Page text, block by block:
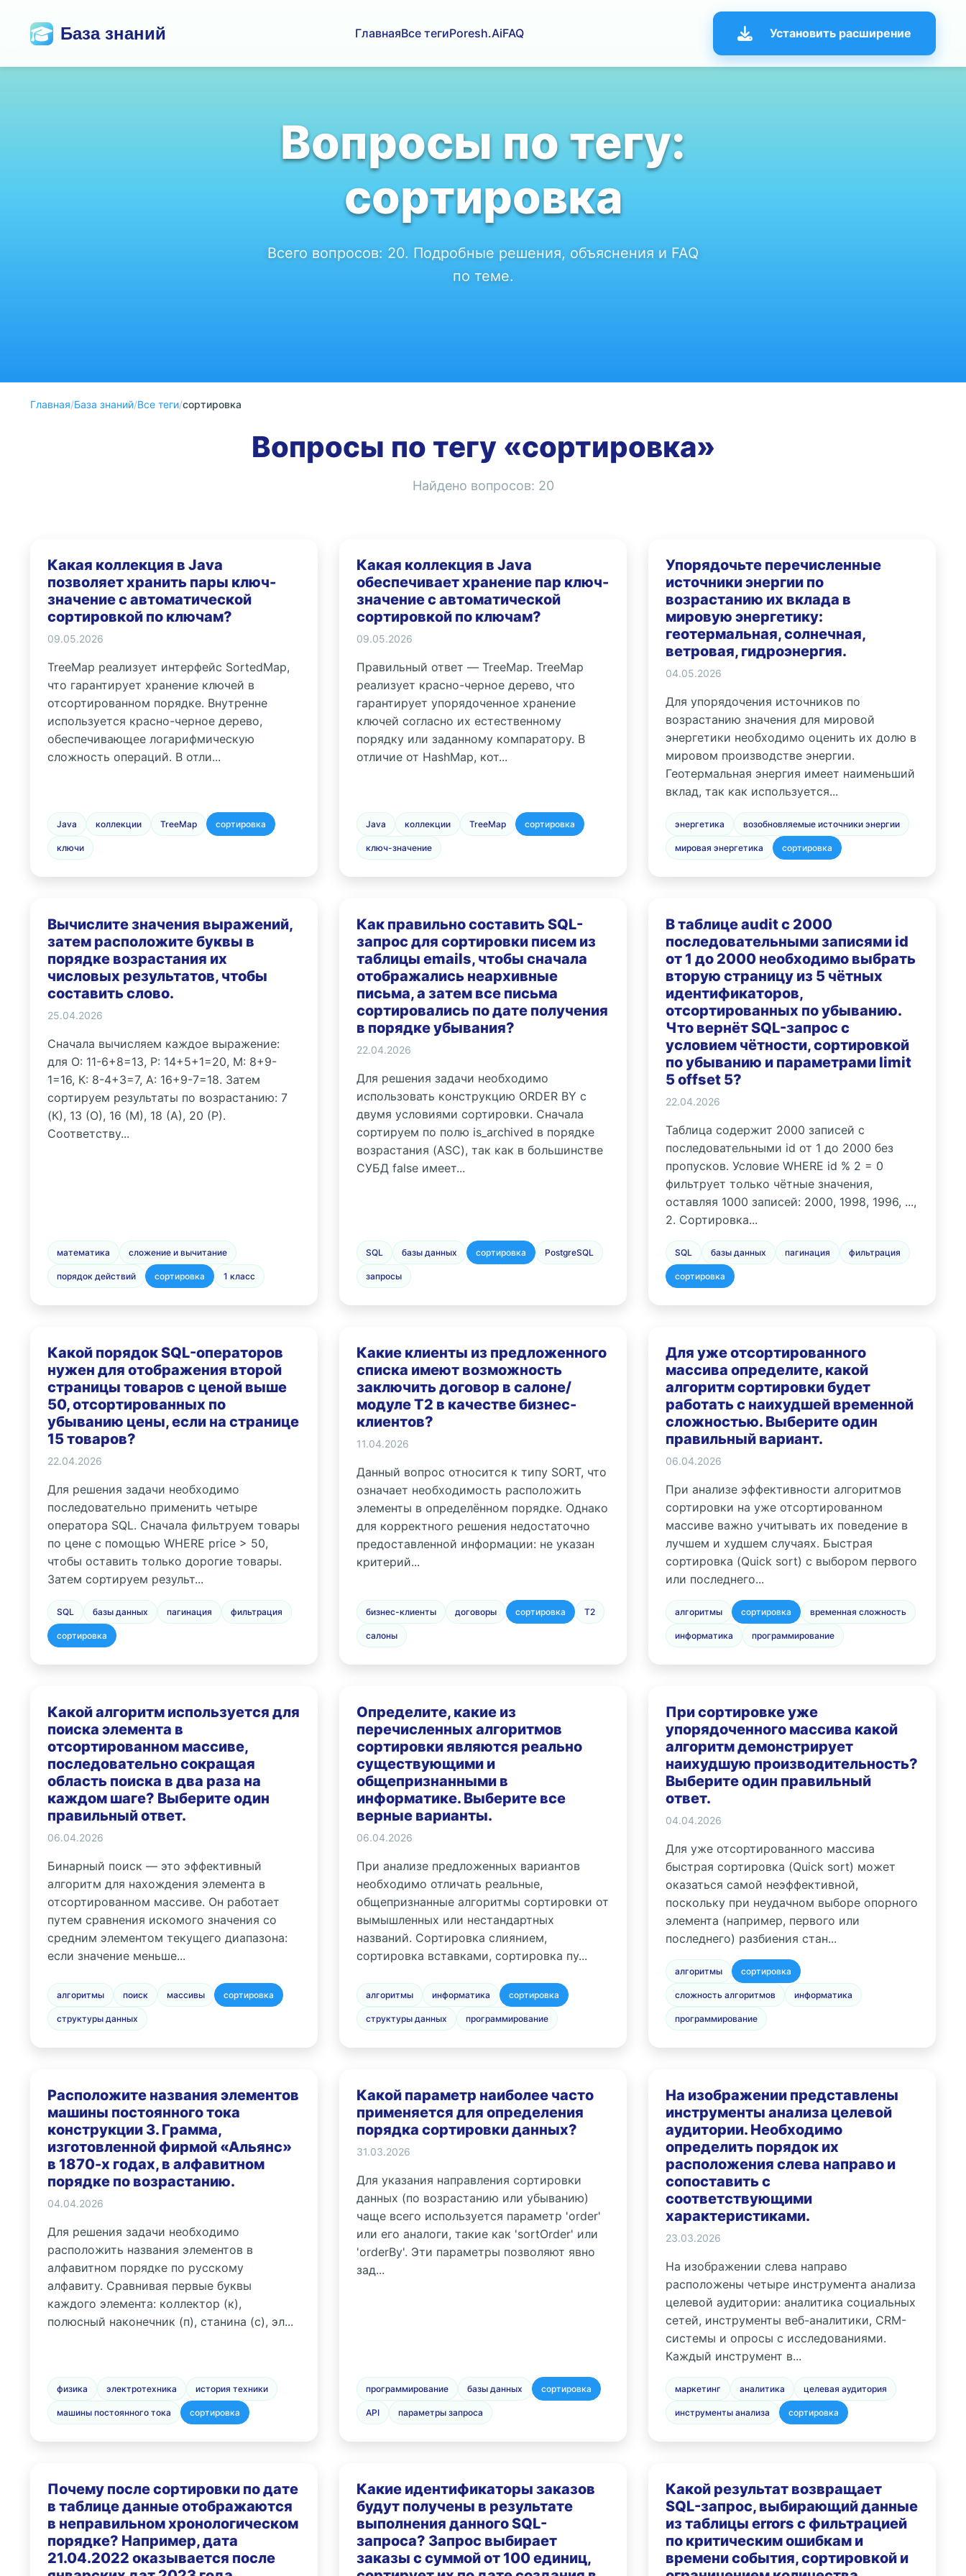
База знаний ГлавнаяВсе тегиPoresh.AiFAQ Установить расширение
Вопросы по тегу:
сортировка
Всего вопросов: 20. Подробные решения, объяснения и FAQ
по теме.
Главная/База знаний/Все теги/сортировка
Вопросы по тегу «сортировка»
Найдено вопросов: 20
Какая коллекция в Java
позволяет хранить пары ключ-
значение с автоматической
сортировкой по ключам?
09.05.2026
TreeMap реализует интерфейс SortedMap,
что гарантирует хранение ключей в
отсортированном порядке. Внутренне
используется красно-черное дерево,
обеспечивающее логарифмическую
сложность операций. В отли...
Java коллекции TreeMap сортировка
ключи
Какая коллекция в Java
обеспечивает хранение пар ключ-
значение с автоматической
сортировкой по ключам?
09.05.2026
Правильный ответ — TreeMap. TreeMap
реализует красно-черное дерево, что
гарантирует упорядоченное хранение
ключей согласно их естественному
порядку или заданному компаратору. В
отличие от HashMap, кот...
Java коллекции TreeMap сортировка
ключ-значение
Упорядочьте перечисленные
источники энергии по
возрастанию их вклада в
мировую энергетику:
геотермальная, солнечная,
ветровая, гидроэнергия.
04.05.2026
Для упорядочения источников по
возрастанию значения для мировой
энергетики необходимо оценить их долю в
мировом производстве энергии.
Геотермальная энергия имеет наименьший
вклад, так как используется...
энергетика возобновляемые источники энергии
мировая энергетика сортировка
Вычислите значения выражений,
затем расположите буквы в
порядке возрастания их
числовых результатов, чтобы
составить слово.
25.04.2026
Сначала вычисляем каждое выражение:
для О: 11-6+8=13, Р: 14+5+1=20, М: 8+9-
1=16, К: 8-4+3=7, А: 16+9-7=18. Затем
сортируем результаты по возрастанию: 7
(К), 13 (О), 16 (М), 18 (А), 20 (Р).
Соответству...
математика сложение и вычитание
порядок действий сортировка 1 класс
Как правильно составить SQL-
запрос для сортировки писем из
таблицы emails, чтобы сначала
отображались неархивные
письма, а затем все письма
сортировались по дате получения
в порядке убывания?
22.04.2026
Для решения задачи необходимо
использовать конструкцию ORDER BY с
двумя условиями сортировки. Сначала
сортируем по полю is_archived в порядке
возрастания (ASC), так как в большинстве
СУБД false имеет...
SQL базы данных сортировка PostgreSQL
запросы
В таблице audit с 2000
последовательными записями id
от 1 до 2000 необходимо выбрать
вторую страницу из 5 чётных
идентификаторов,
отсортированных по убыванию.
Что вернёт SQL-запрос с
условием чётности, сортировкой
по убыванию и параметрами limit
5 offset 5?
22.04.2026
Таблица содержит 2000 записей с
последовательными id от 1 до 2000 без
пропусков. Условие WHERE id % 2 = 0
фильтрует только чётные значения,
оставляя 1000 записей: 2000, 1998, 1996, ...,
2. Сортировка...
SQL базы данных пагинация фильтрация
сортировка
Какой порядок SQL-операторов
нужен для отображения второй
страницы товаров с ценой выше
50, отсортированных по
убыванию цены, если на странице
15 товаров?
22.04.2026
Для решения задачи необходимо
последовательно применить четыре
оператора SQL. Сначала фильтруем товары
по цене с помощью WHERE price > 50,
чтобы оставить только дорогие товары.
Затем сортируем результ...
SQL базы данных пагинация фильтрация
сортировка
Какие клиенты из предложенного
списка имеют возможность
заключить договор в салоне/
модуле T2 в качестве бизнес-
клиентов?
11.04.2026
Данный вопрос относится к типу SORT, что
означает необходимость расположить
элементы в определённом порядке. Однако
для корректного решения недостаточно
предоставленной информации: не указан
критерий...
бизнес-клиенты договоры сортировка T2
салоны
Для уже отсортированного
массива определите, какой
алгоритм сортировки будет
работать с наихудшей временной
сложностью. Выберите один
правильный вариант.
06.04.2026
При анализе эффективности алгоритмов
сортировки на уже отсортированном
массиве важно учитывать их поведение в
лучшем и худшем случаях. Быстрая
сортировка (Quick sort) с выбором первого
или последнего...
алгоритмы сортировка временная сложность
информатика программирование
Какой алгоритм используется для
поиска элемента в
отсортированном массиве,
последовательно сокращая
область поиска в два раза на
каждом шаге? Выберите один
правильный ответ.
06.04.2026
Бинарный поиск — это эффективный
алгоритм для нахождения элемента в
отсортированном массиве. Он работает
путем сравнения искомого значения со
средним элементом текущего диапазона:
если значение меньше...
алгоритмы поиск массивы сортировка
структуры данных
Определите, какие из
перечисленных алгоритмов
сортировки являются реально
существующими и
общепризнанными в
информатике. Выберите все
верные варианты.
06.04.2026
При анализе предложенных вариантов
необходимо отличать реальные,
общепризнанные алгоритмы сортировки от
вымышленных или нестандартных
названий. Сортировка слиянием,
сортировка вставками, сортировка пу...
алгоритмы информатика сортировка
структуры данных программирование
При сортировке уже
упорядоченного массива какой
алгоритм демонстрирует
наихудшую производительность?
Выберите один правильный
ответ.
04.04.2026
Для уже отсортированного массива
быстрая сортировка (Quick sort) может
оказаться самой неэффективной,
поскольку при неудачном выборе опорного
элемента (например, первого или
последнего) разбиения стан...
алгоритмы сортировка
сложность алгоритмов информатика
программирование
Расположите названия элементов
машины постоянного тока
конструкции З. Грамма,
изготовленной фирмой «Альянс»
в 1870-х годах, в алфавитном
порядке по возрастанию.
04.04.2026
Для решения задачи необходимо
расположить названия элементов в
алфавитном порядке по русскому
алфавиту. Сравнивая первые буквы
каждого элемента: коллектор (к),
полюсный наконечник (п), станина (с), эл...
физика электротехника история техники
машины постоянного тока сортировка
Какой параметр наиболее часто
применяется для определения
порядка сортировки данных?
31.03.2026
Для указания направления сортировки
данных (по возрастанию или убыванию)
чаще всего используется параметр 'order'
или его аналоги, такие как 'sortOrder' или
'orderBy'. Эти параметры позволяют явно
зад...
программирование базы данных сортировка
API параметры запроса
На изображении представлены
инструменты анализа целевой
аудитории. Необходимо
определить порядок их
расположения слева направо и
сопоставить с
соответствующими
характеристиками.
23.03.2026
На изображении слева направо
расположены четыре инструмента анализа
целевой аудитории: аналитика социальных
сетей, инструменты веб-аналитики, CRM-
системы и опросы с исследованиями.
Каждый инструмент в...
маркетинг аналитика целевая аудитория
инструменты анализа сортировка
Почему после сортировки по дате
в таблице данные отображаются
в неправильном хронологическом
порядке? Например, дата
21.04.2022 оказывается после
Какие идентификаторы заказов
будут получены в результате
выполнения данного SQL-
запроса? Запрос выбирает
заказы с суммой от 100 единиц,
Какой результат возвращает
SQL-запрос, выбирающий данные
из таблицы errors с фильтрацией
по критическим ошибкам и
времени события, сортировкой и